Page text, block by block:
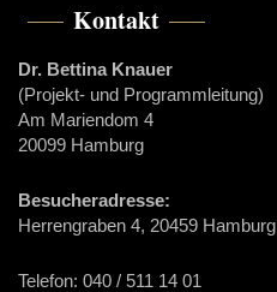
Kontakt
Dr. Bettina Knauer
(Projekt- und Programmleitung)
Am Mariendom 4
20099 Hamburg
Besucheradresse:
Herrengraben 4, 20459 Hamburg
Telefon: 040 / 511 14 01